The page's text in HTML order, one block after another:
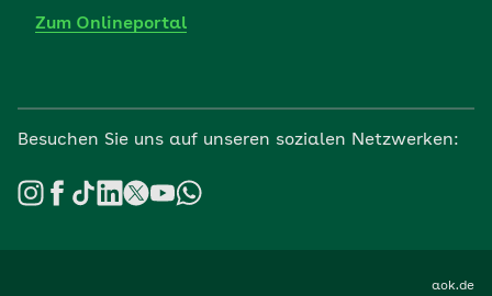
Zum Onlineportal
Besuchen Sie uns auf unseren sozialen Netzwerken:
aok.de